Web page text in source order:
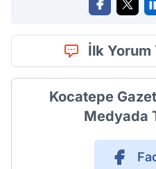
İlk Yorum
Kocatepe
Medyada